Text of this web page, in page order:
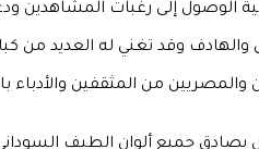
الوصول إلى رغبات المشاهدين
وقد تغني له العديد من
من المثقفين
يصادق جميع ألوان الطيف